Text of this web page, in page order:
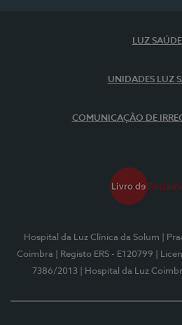
LUZ SAÚDE
UNIDADES LUZ
COMUNICAÇÃO DE
Hospital da Luz Clínica da Solum
|
Coimbra
| Registo ERS - E120799
|
7386/2013
| Hospital da Luz